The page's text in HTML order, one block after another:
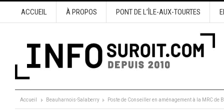
ACCUEIL À PROPOS PONT DE L’ÎLE-AUX-TOURTES
Accueil Beauharnois-Salaberry Poste de Conseiller en aménagement à la MRC de